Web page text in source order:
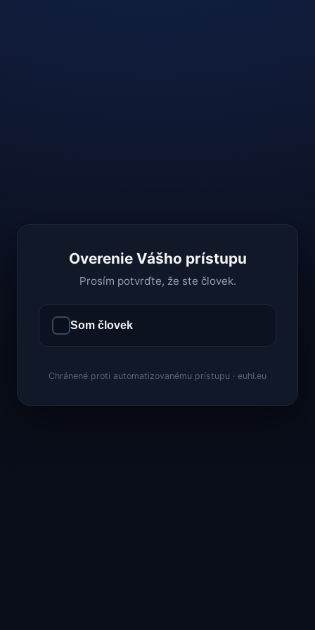
Overenie Vášho prístupu
Prosím potvrďte, že ste človek.
Som človek
Chránené proti automatizovanému prístupu · euhl.eu